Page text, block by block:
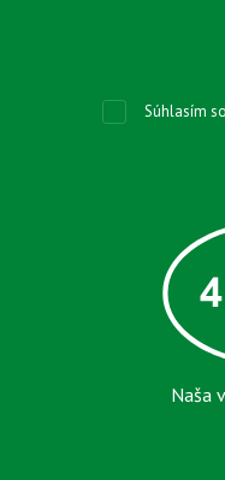
Súhlasím
Naša